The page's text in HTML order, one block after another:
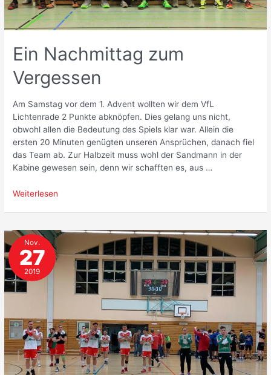
Ein Nachmittag zum
Vergessen
Am Samstag vor dem 1. Advent wollten wir dem VfL
Lichtenrade 2 Punkte abknöpfen. Dies gelang uns nicht,
obwohl allen die Bedeutung des Spiels klar war. Allein die
ersten 20 Minuten genügten unseren Ansprüchen, danach fiel
das Team ab. Zur Halbzeit muss wohl der Sandmann in der
Kabine gewesen sein, denn wir schafften es, aus …
Ein
Vergessen
Weiterlesen
Nov.
27
2019